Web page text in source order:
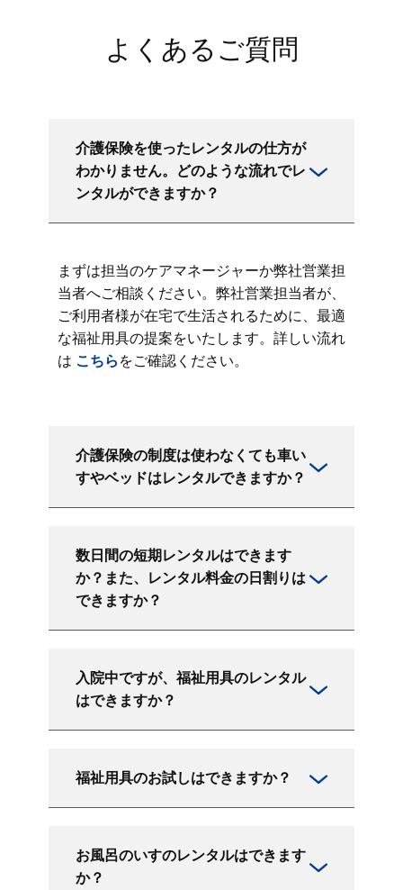
よくあるご質問
介護保険を使ったレンタルの仕方が
わかりません。どのような流れでレ
ンタルができますか？
まずは担当のケアマネージャーか弊社営業担
当者へご相談ください。弊社営業担当者が、
ご利用者様が在宅で生活されるために、最適
な福祉用具の提案をいたします。詳しい流れ
は こちらをご確認ください。
介護保険の制度は使わなくても車い
すやベッドはレンタルできますか？
数日間の短期レンタルはできます
か？また、レンタル料金の日割りは
できますか？
入院中ですが、福祉用具のレンタル
はできますか？
福祉用具のお試しはできますか？
お風呂のいすのレンタルはできます
か？